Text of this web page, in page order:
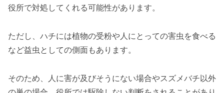
役所で対処してくれる可能性があります。
ただし、ハチには植物の受粉や人にとっての害虫を食べる
など益虫としての側面もあります。
そのため、人に害が及びそうにない場合やスズメバチ以外